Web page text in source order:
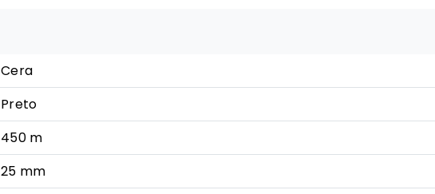
450m
Cera
Preto
450 m
25 mm